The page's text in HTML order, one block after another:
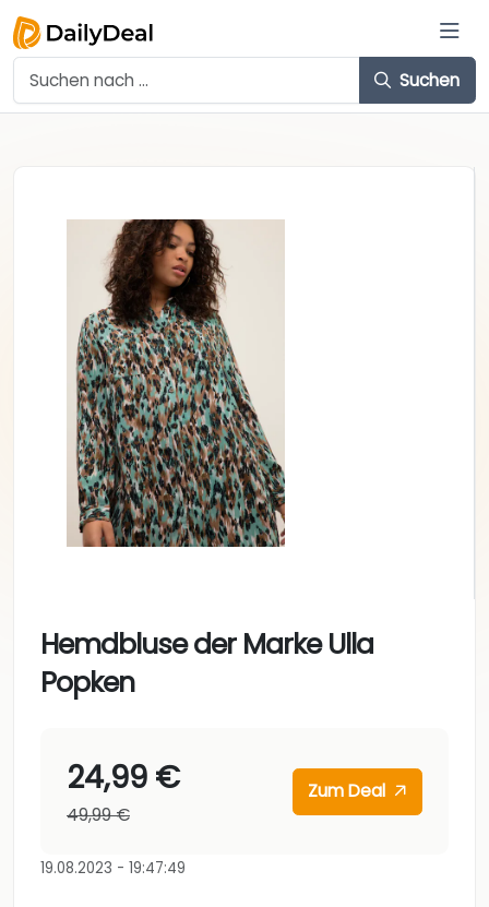
Suchen
Hemdbluse der Marke Ulla
Popken
24,99 €
49,99 €
Zum Deal
19.08.2023 - 19:47:49